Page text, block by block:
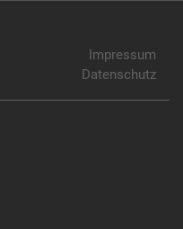
Impressum
Datenschutz